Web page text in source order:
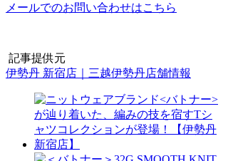
メールでのお問い合わせはこちら
記事提供元
伊勢丹 新宿店｜三越伊勢丹店舗情報